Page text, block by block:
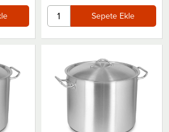
Sepete Ekle